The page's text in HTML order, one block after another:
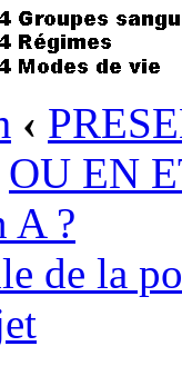
‹
OU EN
A ?
de la